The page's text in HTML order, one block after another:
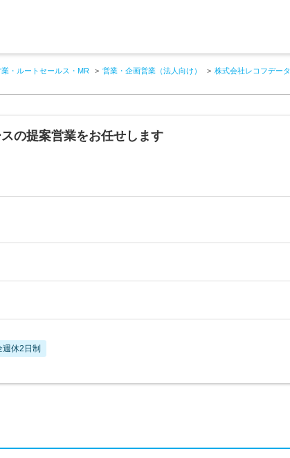
・ルートセールス・MR 営業・企画営業（法人向け） 株式会社レコフデータ
の提案営業をお任せします
週休2日制